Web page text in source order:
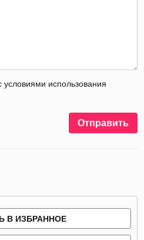
использования
Отправить
В ИЗБРАННОЕ